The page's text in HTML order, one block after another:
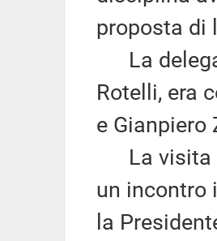
proposta di
La
Rotelli, era
e Gianpiero
La visita
un incontro
la